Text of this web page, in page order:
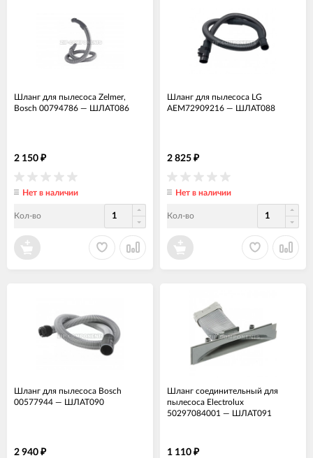
Шланг для пылесоса Zelmer,
Bosch 00794786 — ШЛАТ086
2 150 ₽
Нет в наличии
Кол-во
Шланг для пылесоса LG
AEM72909216 — ШЛАТ088
2 825 ₽
Нет в наличии
Кол-во
Шланг для пылесоса Bosch
00577944 — ШЛАТ090
2 940 ₽
Шланг соединительный для
пылесоса Electrolux
50297084001 — ШЛАТ091
1 110 ₽